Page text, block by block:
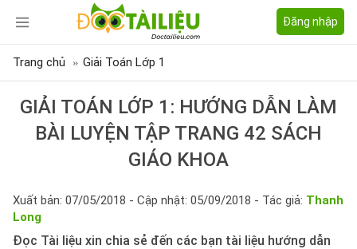
Đăng nhập
Trang chủ Giải Toán Lớp 1
GIẢI TOÁN LỚP 1: HƯỚNG DẪN LÀM
BÀI LUYỆN TẬP TRANG 42 SÁCH
GIÁO KHOA
Xuất bản: 07/05/2018 - Cập nhật: 05/09/2018 - Tác giả: Thanh
Long
Đọc Tài liệu xin chia sẻ đến các bạn tài liệu hướng dẫn